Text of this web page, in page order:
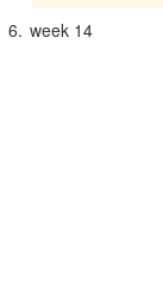
6. week 14